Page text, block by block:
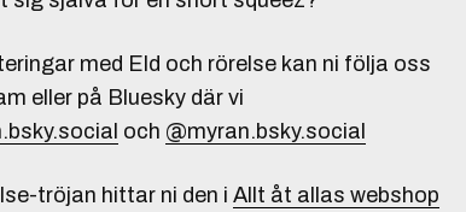
med Eld och rörelse kan ni följa oss
eller på Bluesky där vi
och @myran.bsky.social
tröjan hittar ni den i Allt åt allas webshop